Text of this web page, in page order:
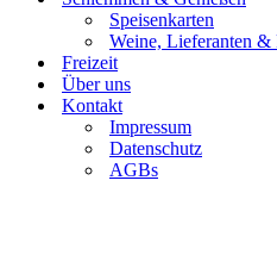
Speisenkarten
Weine, Lieferanten &
Freizeit
Über uns
Kontakt
Impressum
Datenschutz
AGBs